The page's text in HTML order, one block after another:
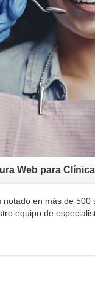
Leer Más
Web para
en más de 500
equipo de